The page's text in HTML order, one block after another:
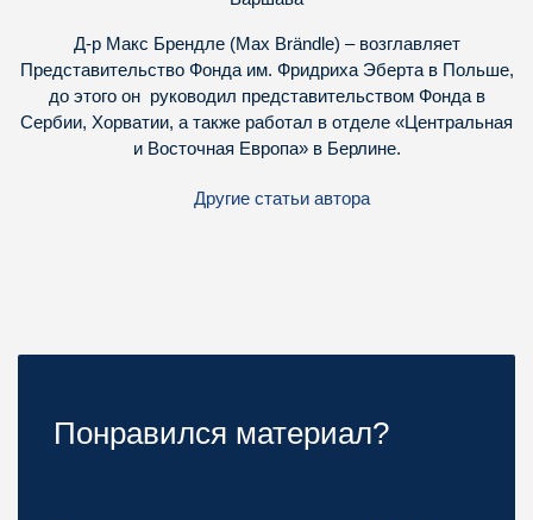
Д-р Макс Брендле (Max Brändle) – возглавляет
Представительство Фонда им. Фридриха Эберта в Польше,
до этого он руководил представительством Фонда в
Сербии, Хорватии, а также работал в отделе «Центральная
и Восточная Европа» в Берлине.
Другие статьи автора
Понравился материал?